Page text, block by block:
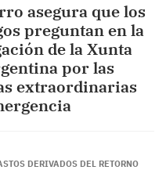
asegura que los
preguntan en la
de la Xunta
por las
extraordinarias
DERIVADOS DEL RETORNO